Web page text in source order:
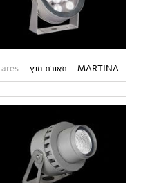
MARTINA – תאורת חוץ ares